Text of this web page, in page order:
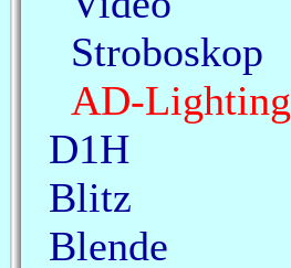
Stroboskop
AD-Lighting
D1H
Blitz
Blende